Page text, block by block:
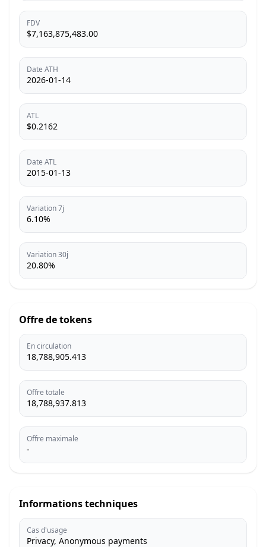
FDV
$7,163,875,483.00
Date ATH
2026-01-14
ATL
$0.2162
Date ATL
2015-01-13
Variation 7j
6.10%
Variation 30j
20.80%
Offre de tokens
En circulation
18,788,905.413
Offre totale
18,788,937.813
Offre maximale
-
Informations techniques
Cas d'usage
Privacy, Anonymous payments